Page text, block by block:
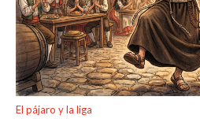
El pájaro y la liga